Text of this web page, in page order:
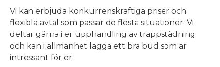
Vi kan erbjuda konkurrenskraftiga priser och
flexibla avtal som passar de flesta situationer. Vi
deltar gärna i er upphandling av trappstädning
och kan i allmänhet lägga ett bra bud som är
intressant för er.